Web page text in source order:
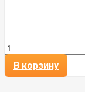
В корзину